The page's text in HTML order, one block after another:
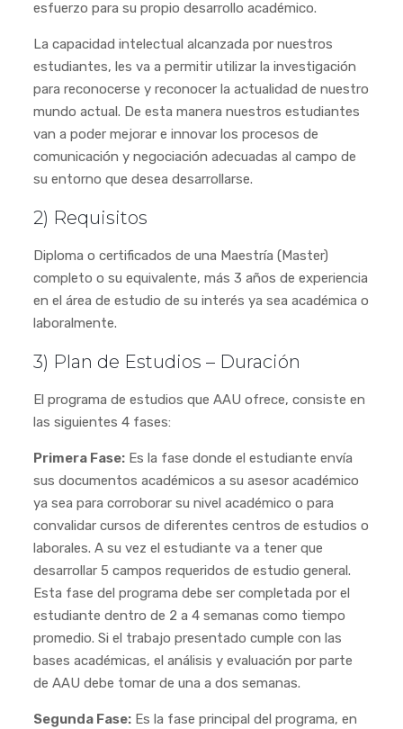
esfuerzo para su propio desarrollo académico.
La capacidad intelectual alcanzada por nuestros
estudiantes, les va a permitir utilizar la investigación
para reconocerse y reconocer la actualidad de nuestro
mundo actual. De esta manera nuestros estudiantes
van a poder mejorar e innovar los procesos de
comunicación y negociación adecuadas al campo de
su entorno que desea desarrollarse.
2) Requisitos
Diploma o certificados de una Maestría (Master)
completo o su equivalente, más 3 años de experiencia
en el área de estudio de su interés ya sea académica o
laboralmente.
3) Plan de Estudios – Duración
El programa de estudios que AAU ofrece, consiste en
las siguientes 4 fases:
Primera Fase:Es la fase donde el estudiante envía
sus documentos académicos a su asesor académico
ya sea para corroborar su nivel académico o para
convalidar cursos de diferentes centros de estudios o
laborales. A su vez el estudiante va a tener que
desarrollar 5 campos requeridos de estudio general.
Esta fase del programa debe ser completada por el
estudiante dentro de 2 a 4 semanas como tiempo
promedio. Si el trabajo presentado cumple con las
bases académicas, el análisis y evaluación por parte
de AAU debe tomar de una a dos semanas.
Segunda Fase:Es la fase principal del programa, en